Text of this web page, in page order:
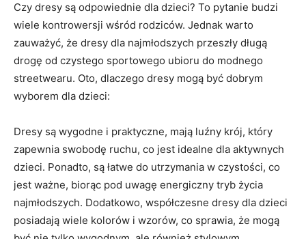
Czy dresy są odpowiednie dla dzieci? To pytanie budzi​
wiele kontrowersji wśród rodziców. Jednak warto
zauważyć, że dresy‌ dla najmłodszych przeszły długą
drogę od czystego sportowego ubioru do modnego
streetwearu. Oto, dlaczego dresy mogą być dobrym
⁢wyborem dla dzieci:
Dresy są wygodne ‌i praktyczne, mają luźny krój, który
zapewnia swobodę ruchu, co ⁣jest idealne dla aktywnych
dzieci. Ponadto, są łatwe ​do utrzymania w czystości, co
jest ważne, biorąc​ pod uwagę energiczny tryb życia
najmłodszych. Dodatkowo, współczesne dresy dla dzieci
posiadają ‌wiele ‌kolorów i wzorów, ⁣co sprawia, że mogą